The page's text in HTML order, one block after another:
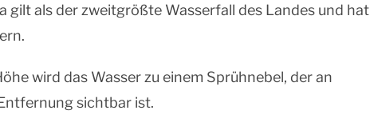
gilt als der zweitgrößte Wasserfall des Landes und hat
wird das Wasser zu einem Sprühnebel, der an
sichtbar ist.